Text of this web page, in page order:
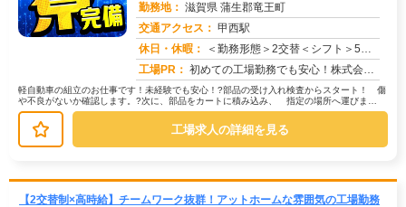
勤務地： 滋賀県 蒲生郡竜王町
交通アクセス： 甲西駅
休日・休暇：
＜勤務形態＞2交替＜シフト＞5勤2休＜休日＞工場カレンダーによる/長期休暇/GW /夏季/ 年末年始
工場PR： 初めての工場勤務でも安心！株式会社京栄センターで新しい一歩を踏み出しませんか？→未経験者多数活躍中！先輩たちも最初...
軽自動車の組立のお仕事です！未経験でも安心！?部品の受け入れ検査からスタート！ 傷
や不良がないか確認します。?次に、部品をカートに積み込み、 指定の場所へ運びま
す。?最後は倉庫から必要な部品を探...
工場求人の詳細を見る
【2交替制×高時給】チームワーク抜群！アットホームな雰囲気の工場勤務